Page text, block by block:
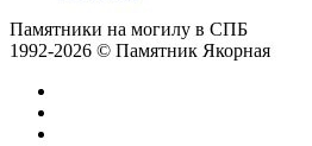
Памятники на могилу в СПБ
1992-2026 © Памятник Якорная